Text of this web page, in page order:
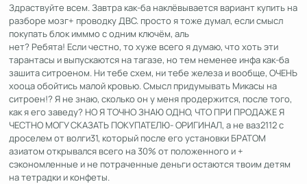
Здраствуйте всем. Завтра как-ба наклёвывается вариант купить на
разборе мозг+ проводку ДВС. просто я тоже думал, если смысл
покупать блок имммо с одним ключём, аль
нет? Ребята! Если честно, то хуже всего я думаю, что хоть эти
тарантасы и выпускаются на тагазе, но тем неменее инфа как-ба
зашита ситроеном. Ни тебе схем, ни тебе железа и вообще, ОЧЕНЬ
хооца обойтись малой кровью. Смысл придумывать Микасы на
ситроен!? Я не знаю, сколько он у меня продержится, после того,
как я его заведу? НО Я ТОЧНО ЗНАЮ ОДНО, ЧТО ПРИ ПРОДАЖЕ Я
ЧЕСТНО МОГУ СКАЗАТЬ ПОКУПАТЕЛЮ- ОРИГИНАЛ, а не ваз2112 с
дроселем от волги31, который после его установки БРАТОМ
азиатом открывался всего на 30% от положенного и +
сэкономленные и не потраченные деньги остаются твоим детям
на тетрадки и конфеты.